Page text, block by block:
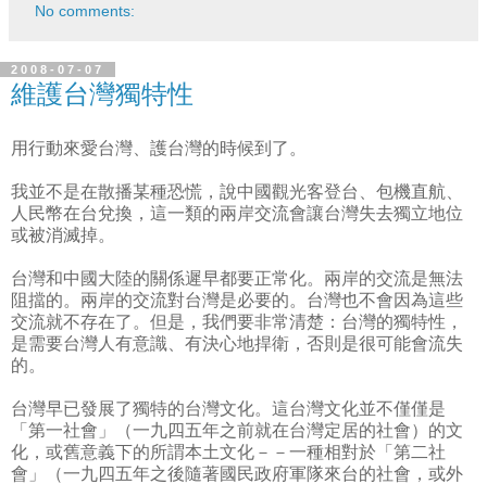
No comments:
2008-07-07
維護台灣獨特性
用行動來愛台灣、護台灣的時候到了。
我並不是在散播某種恐慌，說中國觀光客登台、包機直航、
人民幣在台兌換，這一類的兩岸交流會讓台灣失去獨立地位
或被消滅掉。
台灣和中國大陸的關係遲早都要正常化。兩岸的交流是無法
阻擋的。兩岸的交流對台灣是必要的。台灣也不會因為這些
交流就不存在了。但是，我們要非常清楚：台灣的獨特性，
是需要台灣人有意識、有決心地捍衛，否則是很可能會流失
的。
台灣早已發展了獨特的台灣文化。這台灣文化並不僅僅是
「第一社會」（一九四五年之前就在台灣定居的社會）的文
化，或舊意義下的所謂本土文化－－一種相對於「第二社
會」（一九四五年之後隨著國民政府軍隊來台的社會，或外